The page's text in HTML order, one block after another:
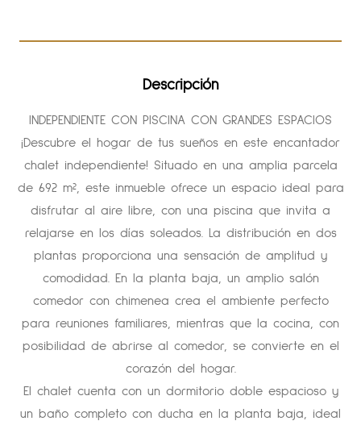
Descripción
INDEPENDIENTE CON PISCINA CON GRANDES ESPACIOS
¡Descubre el hogar de tus sueños en este encantador
chalet independiente! Situado en una amplia parcela
de 692 m², este inmueble ofrece un espacio ideal para
disfrutar al aire libre, con una piscina que invita a
relajarse en los días soleados. La distribución en dos
plantas proporciona una sensación de amplitud y
comodidad. En la planta baja, un amplio salón
comedor con chimenea crea el ambiente perfecto
para reuniones familiares, mientras que la cocina, con
posibilidad de abrirse al comedor, se convierte en el
corazón del hogar.
El chalet cuenta con un dormitorio doble espacioso y
un baño completo con ducha en la planta baja, ideal